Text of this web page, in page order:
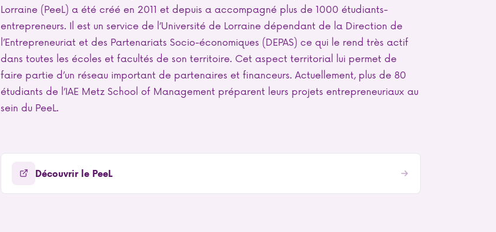
Lorraine (PeeL) a été créé en 2011 et depuis a accompagné plus de 1000 étudiants-
entrepreneurs. Il est un service de l’Université de Lorraine dépendant de la Direction de
l’Entrepreneuriat et des Partenariats Socio-économiques (DEPAS) ce qui le rend très actif
dans toutes les écoles et facultés de son territoire. Cet aspect territorial lui permet de
faire partie d’un réseau important de partenaires et financeurs. Actuellement, plus de 80
étudiants de l’IAE Metz School of Management préparent leurs projets entrepreneuriaux au
sein du PeeL.
Découvrir le PeeL